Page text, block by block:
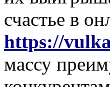
счастье в
https://
массу